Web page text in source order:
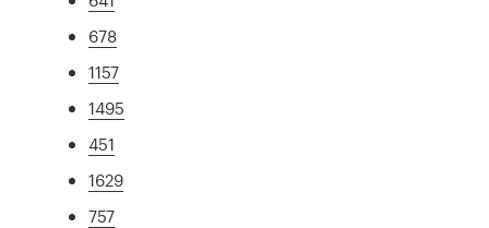
678
1157
1495
451
1629
757